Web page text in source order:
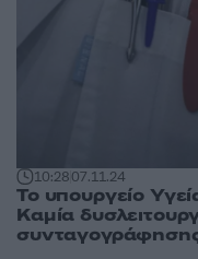
10:2807.11.24
Το υπουργείο
Καμία